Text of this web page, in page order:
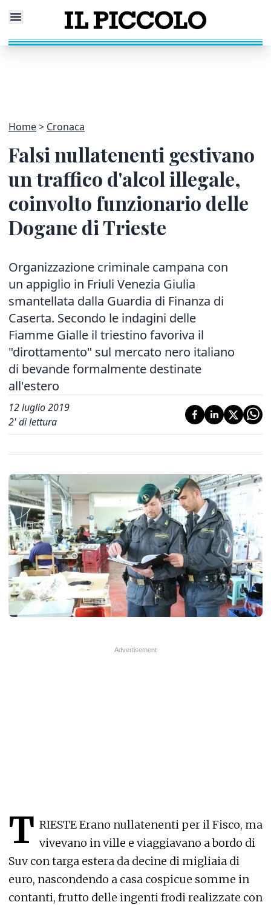
Home Cronaca
Falsi nullatenenti gestivano
un traffico d'alcol illegale,
coinvolto funzionario delle
Dogane di Trieste
Organizzazione criminale campana con
un appiglio in Friuli Venezia Giulia
smantellata dalla Guardia di Finanza di
Caserta. Secondo le indagini delle
Fiamme Gialle il triestino favoriva il
"dirottamento" sul mercato nero italiano
di bevande formalmente destinate
all'estero
12 luglio 2019
2' di lettura
T RIESTE Erano nullatenenti per il Fisco, ma
vivevano in ville e viaggiavano a bordo di
Suv con targa estera da decine di migliaia di
euro, nascondendo a casa cospicue somme in
contanti, frutto delle ingenti frodi realizzate con